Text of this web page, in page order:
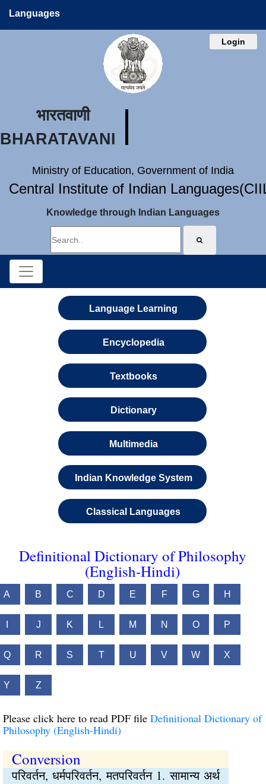
Languages
Login
भारतवाणी
BHARATAVANI
Ministry of Education, Government of India
Central Institute of Indian
Knowledge through Indian Languages
Language Learning
Encyclopedia
Textbooks
Dictionary
Multimedia
Indian Knowledge System
Classical Languages
Definitional Dictionary of Philosophy
(English-Hindi)
A B C D E F G H
J K L M N O P
Q R S T U V W X
Y Z
Please click here to read PDF file Definitional Dictionary of
Philosophy (English-Hindi)
Conversion
परिवर्तन, धर्मपरिवर्तन, मतपरिवर्तन 1. सामान्य अर्थ